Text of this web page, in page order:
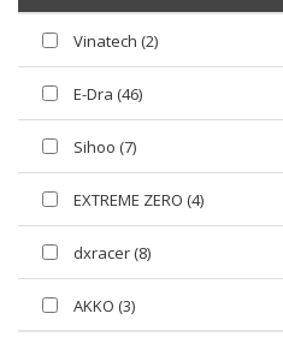
Vinatech (2)
E-Dra (46)
Sihoo (7)
EXTREME ZERO (4)
dxracer (8)
AKKO (3)